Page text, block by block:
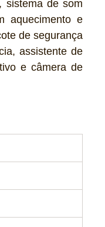
sistema de som
aquecimento e
de segurança
assistente de
e câmera de